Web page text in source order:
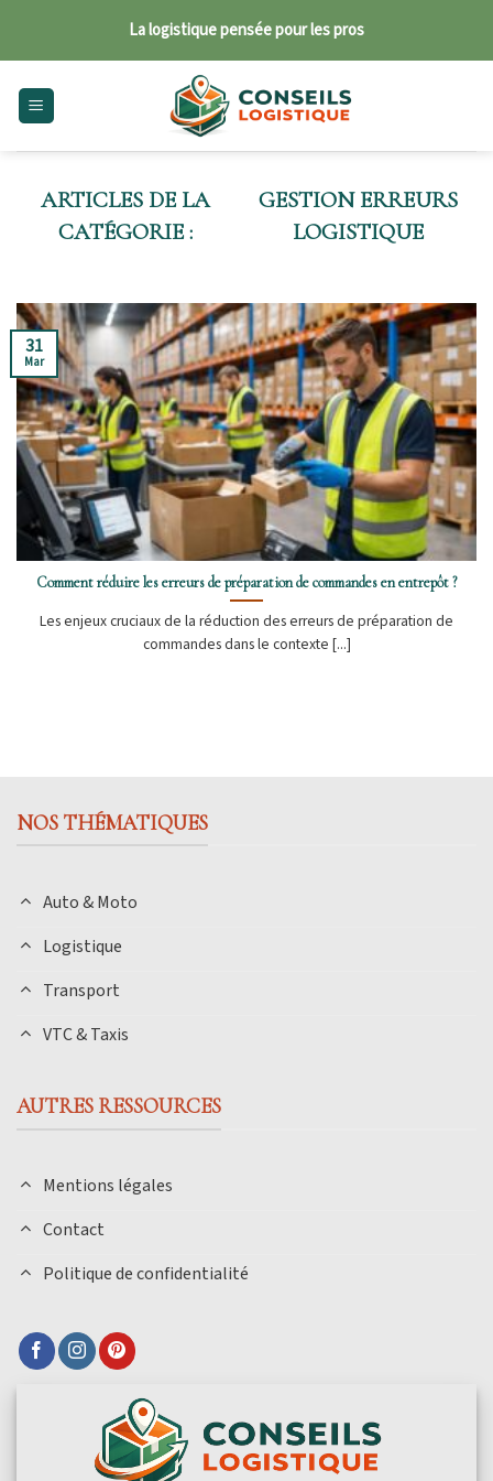
content
La logistique pensée pour les pros
GESTION ERREURS
LOGISTIQUE
Comment réduire les erreurs de préparation de commandes en entrepôt ?
Les enjeux cruciaux de la réduction des erreurs de préparation de
commandes dans le contexte [...]
31
Mar
NOS THÉMATIQUES
Auto & Moto
Logistique
Transport
VTC & Taxis
AUTRES RESSOURCES
Mentions légales
Contact
Politique de confidentialité